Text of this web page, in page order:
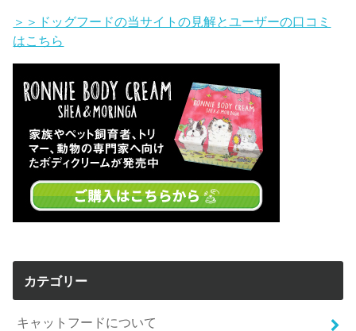
＞＞ドッグフードの当サイトの見解とユーザーの口コミ
はこちら
カテゴリー
キャットフードについて